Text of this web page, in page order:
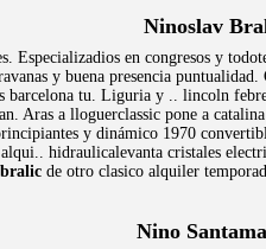
Ninoslav
Especializadios en congresos y
y buena presencia
barcelona tu. Liguria y .. lincoln
Aras a lloguerclassic pone a
y dinámico 1970
hidraulicalevanta cristales
de otro clasico alquiler
Nino